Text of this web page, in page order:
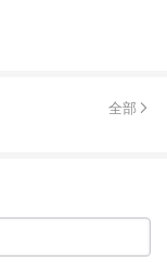
全部